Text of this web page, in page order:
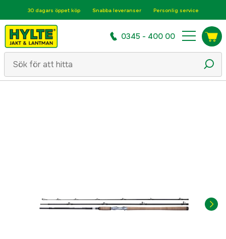
30 dagars öppet köp Snabba leveranser Personlig service
0345 - 400 00